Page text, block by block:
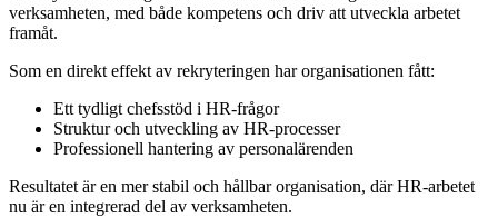
verksamheten, med både kompetens och driv att utveckla arbetet
framåt.
Som en direkt effekt av rekryteringen har organisationen fått:
Ett tydligt chefsstöd i HR-frågor
Struktur och utveckling av HR-processer
Professionell hantering av personalärenden
Resultatet är en mer stabil och hållbar organisation, där HR-arbetet
nu är en integrerad del av verksamheten.